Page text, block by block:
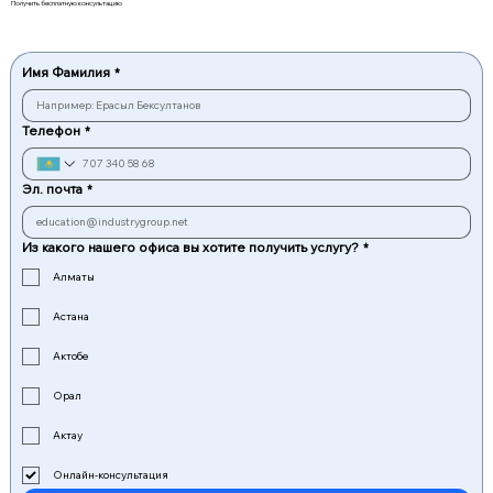
Получить бесплатную консультацию
Имя Фамилия *
Телефон *
Эл. почта *
Из какого нашего офиса вы хотите получить услугу? *
Алматы
Астана
Актобе
Орал
Актау
Онлайн-консультация